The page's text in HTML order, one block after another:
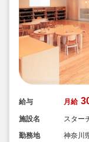
給与 月給
施設名
スター
勤務地
神奈川